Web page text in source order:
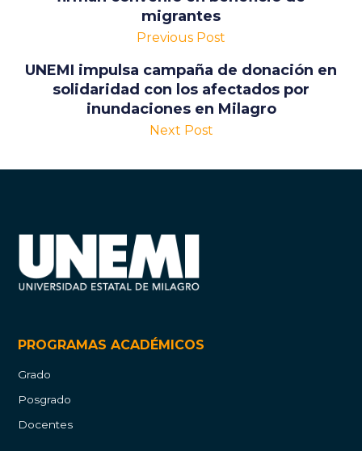
migrantes
Previous Post
UNEMI impulsa campaña de donación en
solidaridad con los afectados por
inundaciones en Milagro
Next Post
PROGRAMAS ACADÉMICOS
Grado
Posgrado
Docentes